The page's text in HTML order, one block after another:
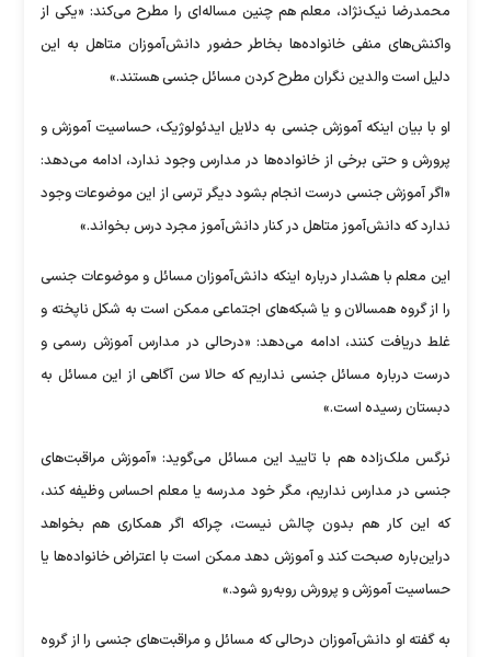
محمدرضا نیک‌نژاد، معلم هم چنین مساله‌ای را مطرح می‌کند: «یکی از
واکنش‌های منفی خانواده‌ها بخاطر حضور دانش‌آموزان متاهل به این
دلیل است والدین نگران مطرح کردن مسائل جنسی هستند.»
او با بیان اینکه آموزش جنسی به دلایل ایدئولوژیک، حساسیت آموزش و
پرورش و حتی برخی از خانواده‌ها در مدارس وجود ندارد، ادامه می‌دهد:
«اگر آموزش جنسی درست انجام بشود دیگر ترسی از این موضوعات وجود
ندارد که دانش‌آموز متاهل در کنار دانش‌آموز مجرد درس بخواند.»
این معلم با هشدار درباره اینکه دانش‌آموزان مسائل و موضوعات جنسی
را از گروه همسالان و یا شبکه‌های اجتماعی ممکن است به شکل ناپخته و
غلط دریافت کنند، ادامه می‌دهد: «درحالی در مدارس آموزش رسمی و
درست درباره مسائل جنسی نداریم که حالا سن آگاهی از این مسائل به
دبستان رسیده است.»
نرگس ملک‌زاده هم با تایید این مسائل می‌گوید: «آموزش مراقبت‌های
جنسی در مدارس نداریم، مگر خود مدرسه یا معلم احساس وظیفه کند،
که این کار هم بدون چالش نیست، چراکه اگر همکاری هم بخواهد
دراین‌باره صبحت کند و آموزش دهد ممکن است با اعتراض خانواده‌ها یا
حساسیت آموزش و پرورش روبه‌رو شود.»
به گفته او دانش‌آموزان درحالی که مسائل و مراقبت‌های جنسی را از گروه